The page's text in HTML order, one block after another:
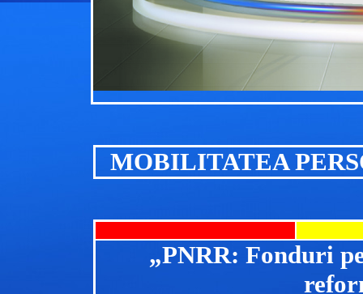
MOBILITATEA
„PNRR: Fonduri